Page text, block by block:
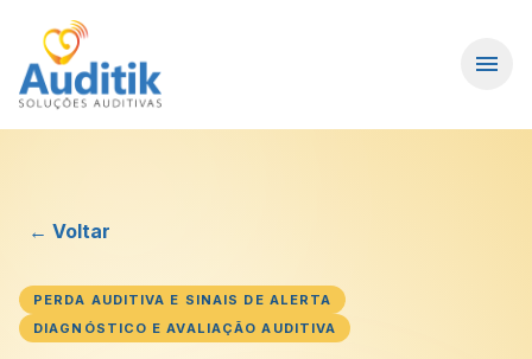
menu
← Voltar
PERDA AUDITIVA E SINAIS DE ALERTA
DIAGNÓSTICO E AVALIAÇÃO AUDITIVA